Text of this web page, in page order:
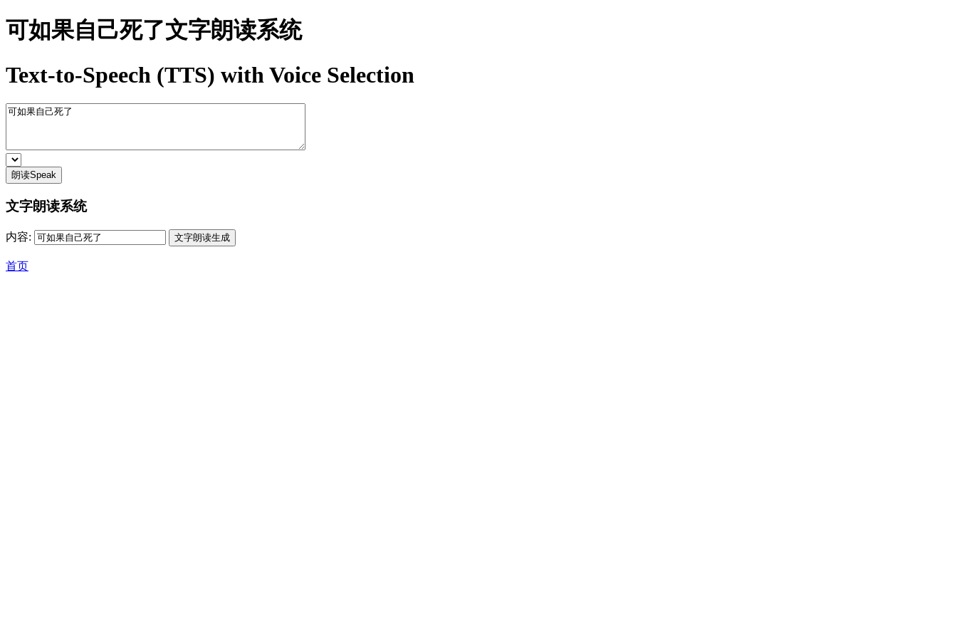
可如果自己死了文字朗读系统
Text-to-Speech (TTS) with Voice Selection
朗读Speak
文字朗读系统
内容:
首页